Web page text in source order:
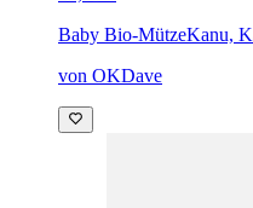
Baby Bio-MützeKanu,
von OKDave